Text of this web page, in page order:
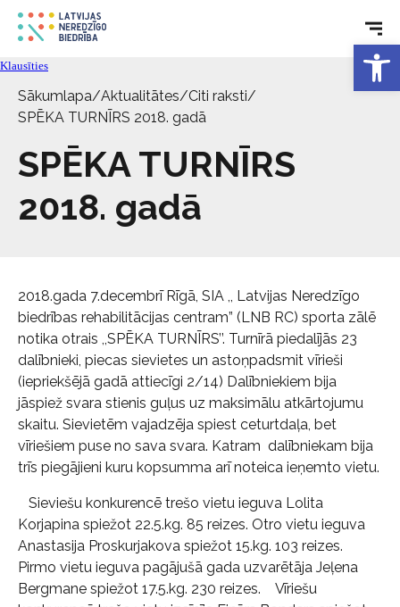
Tehniskie palīglīdzekļi
Aktualitātes
Pakalpojumi
Klausīties
Sākumlapa/Aktualitātes/Citi raksti/
SPĒKA TURNĪRS 2018. gadā
SPĒKA TURNĪRS
2018. gadā
2018.gada 7.decembrī Rīgā, SIA ,, Latvijas Neredzīgo
biedrības rehabilitācijas centram” (LNB RC) sporta zālē
notika otrais ,,SPĒKA TURNĪRS’’. Turnīrā piedalījās 23
dalībnieki, piecas sievietes un astoņpadsmit vīrieši
(iepriekšējā gadā attiecīgi 2/14) Dalībniekiem bija
jāspiež svara stienis guļus uz maksimālu atkārtojumu
skaitu. Sievietēm vajadzēja spiest ceturtdaļa, bet
vīriešiem puse no sava svara. Katram dalībniekam bija
trīs piegājieni kuru kopsumma arī noteica ieņemto vietu.
Sieviešu konkurencē trešo vietu ieguva Lolita
Korjapina spiežot 22.5.kg. 85 reizes. Otro vietu ieguva
Anastasija Proskurjakova spiežot 15.kg. 103 reizes.
Pirmo vietu ieguva pagājušā gada uzvarētāja Jeļena
Bergmane spiežot 17.5.kg. 230 reizes. Vīriešu